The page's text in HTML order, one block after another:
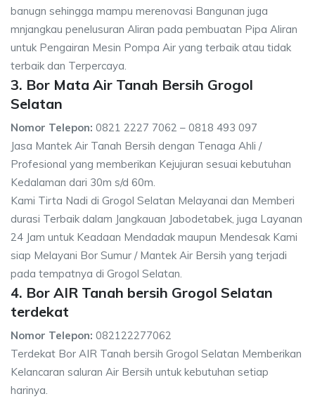
banugn sehingga mampu merenovasi Bangunan juga
mnjangkau penelusuran Aliran pada pembuatan Pipa Aliran
untuk Pengairan Mesin Pompa Air yang terbaik atau tidak
terbaik dan Terpercaya.
3. Bor Mata Air Tanah Bersih Grogol
Selatan
Nomor Telepon: 0821 2227 7062 – 0818 493 097
Jasa Mantek Air Tanah Bersih dengan Tenaga Ahli /
Profesional yang memberikan Kejujuran sesuai kebutuhan
Kedalaman dari 30m s/d 60m.
Kami Tirta Nadi di Grogol Selatan Melayanai dan Memberi
durasi Terbaik dalam Jangkauan Jabodetabek, juga Layanan
24 Jam untuk Keadaan Mendadak maupun Mendesak Kami
siap Melayani Bor Sumur / Mantek Air Bersih yang terjadi
pada tempatnya di Grogol Selatan.
4. Bor AIR Tanah bersih Grogol Selatan
terdekat
Nomor Telepon: 082122277062
Terdekat Bor AIR Tanah bersih Grogol Selatan Memberikan
Kelancaran saluran Air Bersih untuk kebutuhan setiap
harinya.